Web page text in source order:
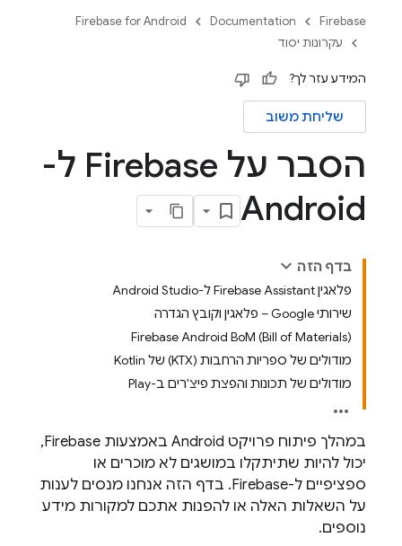
Firebase
Documentation
Firebase for Android
עקרונות יסוד
המידע עזר לך?
שליחת משוב
הסבר על Firebase ל-
Android
בדף הזה
פלאגין Firebase Assistant ל-Android Studio
שירותי Google – פלאגין וקובץ הגדרה
Firebase Android BoM (Bill of Materials)
מודולים של ספריות הרחבות (KTX) של Kotlin
מודולים של תכונות והפצת פיצ'רים ב-Play
במהלך פיתוח פרויקט Android באמצעות Firebase,
יכול להיות שתיתקלו במושגים לא מוכרים או
ספציפיים ל-Firebase. בדף הזה אנחנו מנסים לענות
על השאלות האלה או להפנות אתכם למקורות מידע
נוספים.